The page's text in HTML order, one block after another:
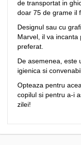
de transportat in
doar 75 de grame il
Designul sau cu
Marvel, il va
preferat.
De asemenea, este
igienica si
Opteaza pentru
copilul si pentru a-i
zilei!